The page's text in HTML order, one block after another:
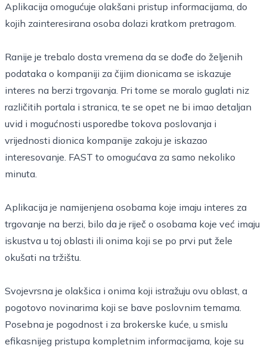
Aplikacija omogućuje olakšani pristup informacijama, do
kojih zainteresirana osoba dolazi kratkom pretragom.
Ranije je trebalo dosta vremena da se dođe do željenih
podataka o kompaniji za čijim dionicama se iskazuje
interes na berzi trgovanja. Pri tome se moralo guglati niz
različitih portala i stranica, te se opet ne bi imao detaljan
uvid i mogućnosti usporedbe tokova poslovanja i
vrijednosti dionica kompanije zakoju je iskazao
interesovanje. FAST to omogućava za samo nekoliko
minuta.
Aplikacija je namijenjena osobama koje imaju interes za
trgovanje na berzi, bilo da je riječ o osobama koje već imaju
iskustva u toj oblasti ili onima koji se po prvi put žele
okušati na tržištu.
Svojevrsna je olakšica i onima koji istražuju ovu oblast, a
pogotovo novinarima koji se bave poslovnim temama.
Posebna je pogodnost i za brokerske kuće, u smislu
efikasnijeg pristupa kompletnim informacijama, koje su